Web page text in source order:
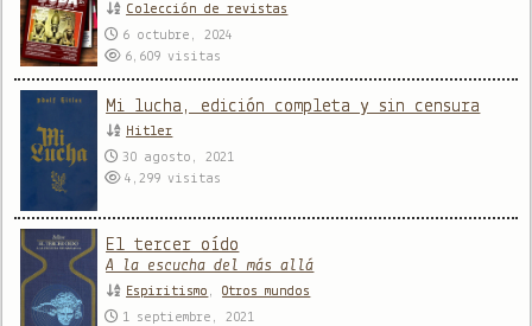
Colección de revistas
6 octubre, 2024
6,609visitas
Mi lucha, edición completa y sin censura
Hitler
30 agosto, 2021
4,299visitas
El tercer oído
A la escucha del más allá
Espiritismo ,Otros mundos
1 septiembre, 2021